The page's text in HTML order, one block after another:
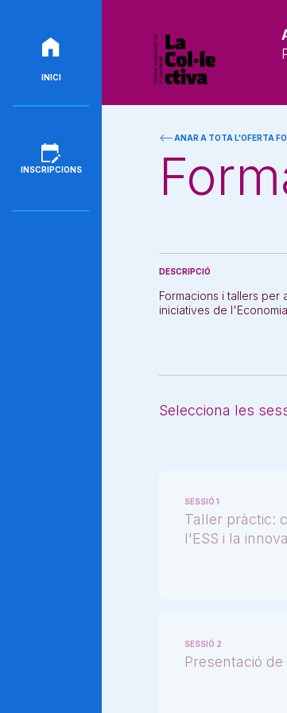
INICI
INSCRIPCIONS
ANAR A TOTA L'OFERTA
DESCRIPCIÓ
Formacions i tallers
iniciatives de
Selecciona les
SESSIÓ 1
Taller pràctic:
l'ESS i la
SESSIÓ 2
Presentació